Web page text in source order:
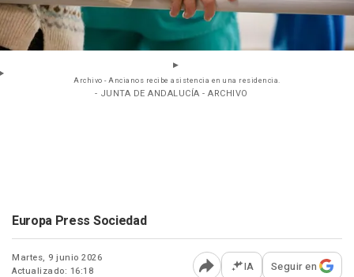
Archivo - Ancianos recibe asistencia en una residencia.
- JUNTA DE ANDALUCÍA - ARCHIVO
Europa Press Sociedad
Martes, 9 junio 2026
Actualizado: 16:18
IA Seguir en